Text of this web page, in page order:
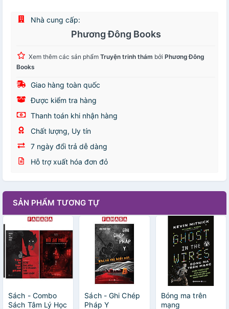
Nhà cung cấp:
Phương Đông Books
Xem thêm các sản phẩm Truyện trinh thám bởi Phương Đông
Books
Giao hàng toàn quốc
Được kiểm tra hàng
Thanh toán khi nhận hàng
Chất lượng, Uy tín
7 ngày đổi trả dễ dàng
Hỗ trợ xuất hóa đơn đỏ
SẢN PHẨM TƯƠNG TỰ
Sách - Combo
Sách Tâm Lý Học
Sách - Ghi Chép
Pháp Y
Bóng ma trên
mạng